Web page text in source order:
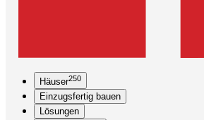
Häuser250
Einzugsfertig bauen
Lösungen